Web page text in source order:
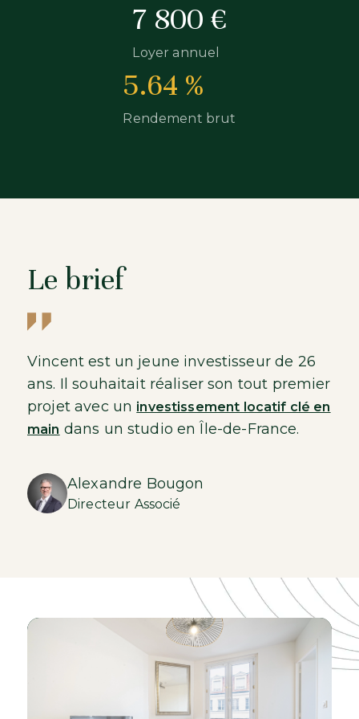
7 800 €
Loyer annuel
5.64 %
Rendement brut
Le brief
Vincent est un jeune investisseur de 26
ans. Il souhaitait réaliser son tout premier
projet avec un investissement locatif clé en
main dans un studio en Île-de-France.
Alexandre Bougon
Directeur Associé